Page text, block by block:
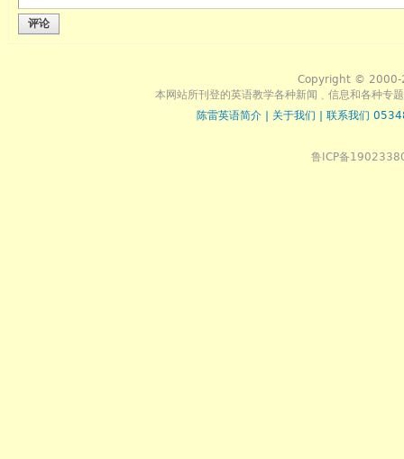
评论
Copyright © 2000-
本网站所刊登的英语教学各种新闻﹑信息和各种专
陈雷英语简介
关于我们 联系我们
鲁ICP备